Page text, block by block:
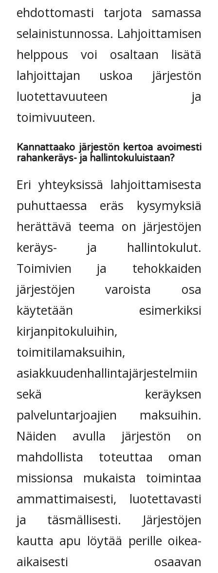
ehdottomasti tarjota samassa
selainistunnossa. Lahjoittamisen
helppous voi osaltaan lisätä
lahjoittajan uskoa järjestön
luotettavuuteen ja
toimivuuteen.
Kannattaako järjestön kertoa avoimesti
rahankeräys- ja hallintokuluistaan?
Eri yhteyksissä lahjoittamisesta
puhuttaessa eräs kysymyksiä
herättävä teema on järjestöjen
keräys- ja hallintokulut.
Toimivien ja tehokkaiden
järjestöjen varoista osa
käytetään esimerkiksi
kirjanpitokuluihin,
toimitilamaksuihin,
asiakkuudenhallintajärjestelmiin
sekä keräyksen
palveluntarjoajien maksuihin.
Näiden avulla järjestön on
mahdollista toteuttaa oman
missionsa mukaista toimintaa
ammattimaisesti, luotettavasti
ja täsmällisesti. Järjestöjen
kautta apu löytää perille oikea-
aikaisesti osaavan